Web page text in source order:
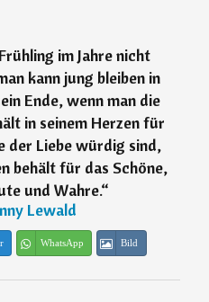
im Jahre nicht
kann jung bleiben in
Ende, wenn man die
in seinem Herzen für
der Liebe würdig sind,
behält für das Schöne,
und Wahre.“
Lewald
WhatsApp Bild